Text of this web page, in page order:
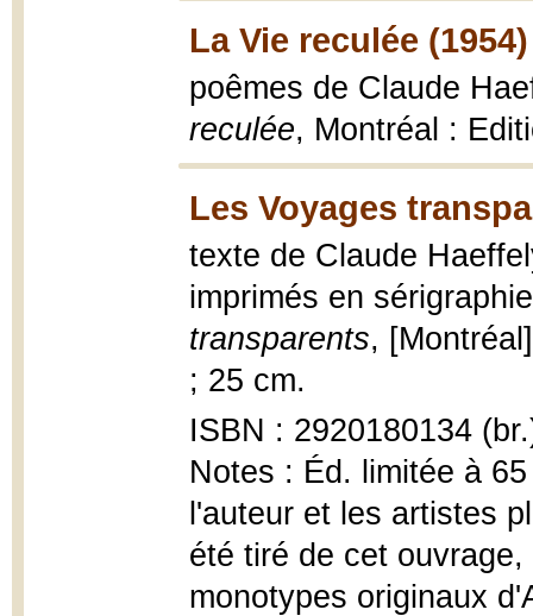
La Vie reculée (1954)
poêmes de Claude
reculée, Montréal :
Les Voyages
texte de Claude
imprimés en
transparents,
; 25 cm.
ISBN : 2920180134
Notes : Éd. limitée à
l'auteur et les artistes
été tiré de cet
monotypes originaux